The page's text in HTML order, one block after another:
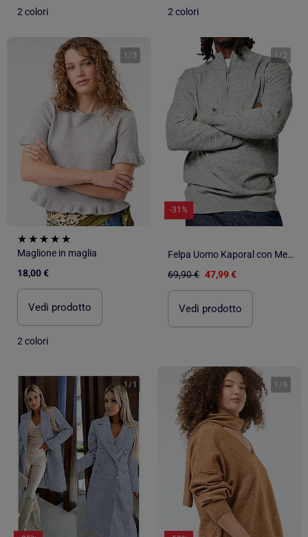
2 colori 2 colori
1 / 3
Maglione in maglia
18,00 €
Vedi prodotto
2 colori
1 / 2
-31%
Felpa Uomo Kaporal con Mezza Zip
69,90 € 47,99 €
Vedi prodotto
1 / 1 1 / 6